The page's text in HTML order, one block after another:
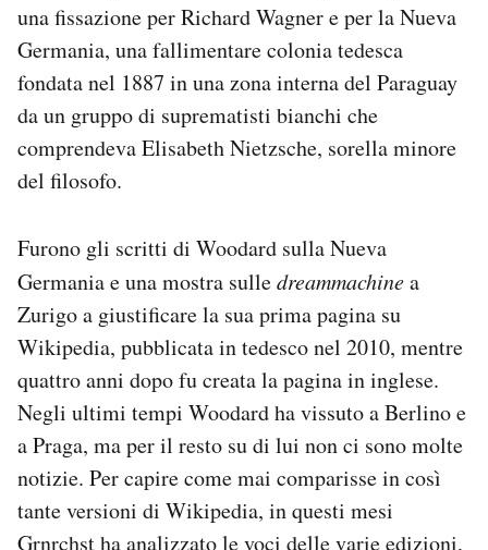
una fissazione per Richard Wagner e per la Nueva
Germania, una fallimentare colonia tedesca
fondata nel 1887 in una zona interna del Paraguay
da un gruppo di suprematisti bianchi che
comprendeva Elisabeth Nietzsche, sorella minore
del filosofo.
Furono gli scritti di Woodard sulla Nueva
Germania e una mostra sulledreammachinea
Zurigo a giustificare la sua prima pagina su
Wikipedia, pubblicata in tedesco nel 2010, mentre
quattro anni dopo fu creata la pagina in inglese.
Negli ultimi tempi Woodard ha vissuto a Berlino e
a Praga, ma per il resto su di lui non ci sono molte
notizie. Per capire come mai comparisse in così
tante versioni di Wikipedia, in questi mesi
Grnrchstha analizzatole voci delle varie edizioni,